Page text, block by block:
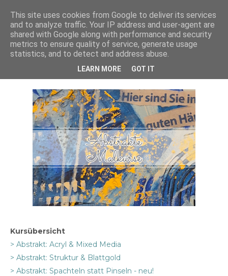
Happiness Mal-Atelier
Abstrakte Kurse
Kursübersicht
> Abstrakt: Acryl & Mixed Media
> Abstrakt: Struktur & Blattgold
> Abstrakt: Spachteln statt Pinseln - neu!
This site uses cookies from Google to deliver its services
and to analyze traffic. Your IP address and user-agent are
shared with Google along with performance and security
metrics to ensure quality of service, generate usage
statistics, and to detect and address abuse.
LEARN MORE GOT IT